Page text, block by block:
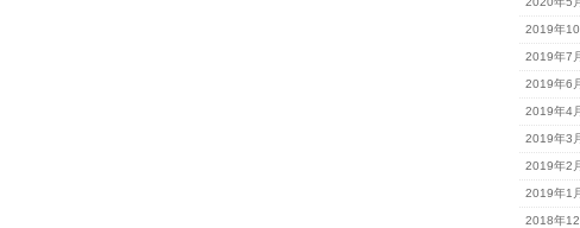
2019年10
2019年7
2019年6
2019年4
2019年3
2019年2
2019年1
2018年12